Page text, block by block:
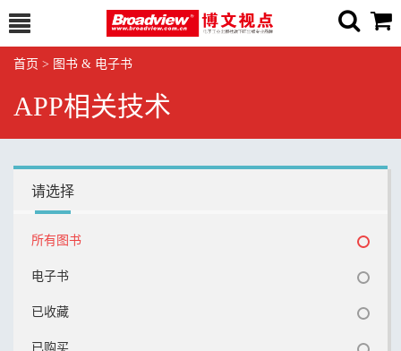
首页 > 图书 & 电子书
APP相关技术
请选择
所有图书
电子书
已收藏
已购买